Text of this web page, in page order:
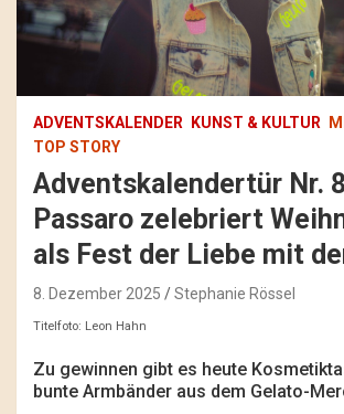
ADVENTSKALENDER KUNST & KULTUR
TOP STORY
Adventskalendertür Nr.
Passaro zelebriert
als Fest der Liebe mit
8. Dezember 2025 Stephanie Rössel
Titelfoto: Leon Hahn
Zu gewinnen gibt es heute
bunte Armbänder aus dem Gelato-